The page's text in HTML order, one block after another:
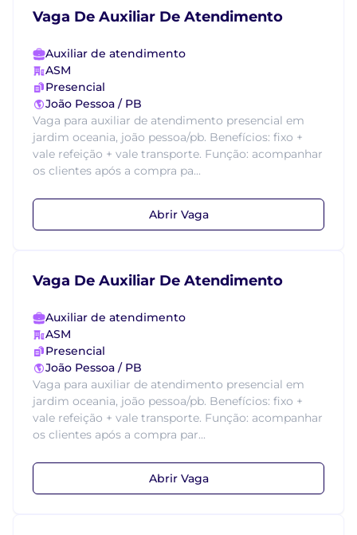
Vaga De Auxiliar De Atendimento
Auxiliar de atendimento
ASM
Presencial
João Pessoa / PB
Vaga para auxiliar de atendimento presencial em
jardim oceania, joão pessoa/pb. Benefícios: fixo +
vale refeição + vale transporte. Função: acompanhar
os clientes após a compra pa...
Abrir Vaga
Vaga De Auxiliar De Atendimento
Auxiliar de atendimento
ASM
Presencial
João Pessoa / PB
Vaga para auxiliar de atendimento presencial em
jardim oceania, joão pessoa/pb. Benefícios: fixo +
vale refeição + vale transporte. Função: acompanhar
os clientes após a compra par...
Abrir Vaga